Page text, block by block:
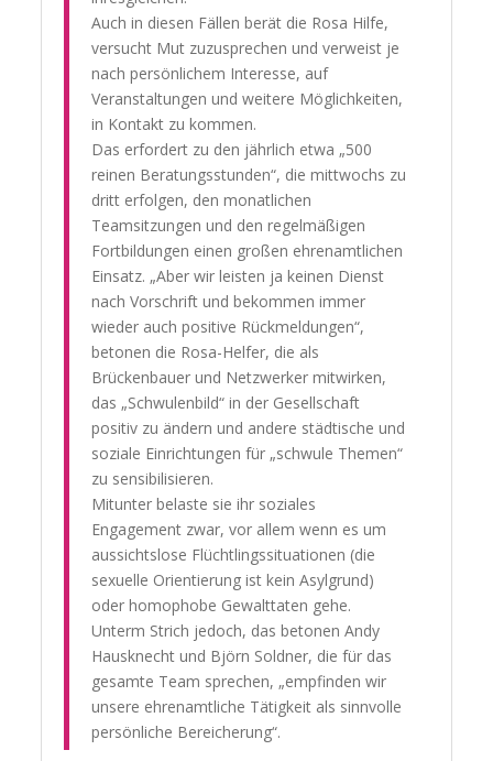
Auch in diesen Fällen berät die Rosa Hilfe,
versucht Mut zuzusprechen und verweist je
nach persönlichem Interesse, auf
Veranstaltungen und weitere Möglichkeiten,
in Kontakt zu kommen.
Das erfordert zu den jährlich etwa „500
reinen Beratungsstunden“, die mittwochs zu
dritt erfolgen, den monatlichen
Teamsitzungen und den regelmäßigen
Fortbildungen einen großen ehrenamtlichen
Einsatz. „Aber wir leisten ja keinen Dienst
nach Vorschrift und bekommen immer
wieder auch positive Rückmeldungen“,
betonen die Rosa-Helfer, die als
Brückenbauer und Netzwerker mitwirken,
das „Schwulenbild“ in der Gesellschaft
positiv zu ändern und andere städtische und
soziale Einrichtungen für „schwule Themen“
zu sensibilisieren.
Mitunter belaste sie ihr soziales
Engagement zwar, vor allem wenn es um
aussichtslose Flüchtlingssituationen (die
sexuelle Orientierung ist kein Asylgrund)
oder homophobe Gewalttaten gehe.
Unterm Strich jedoch, das betonen Andy
Hausknecht und Björn Soldner, die für das
gesamte Team sprechen, „empfinden wir
unsere ehrenamtliche Tätigkeit als sinnvolle
persönliche Bereicherung“.